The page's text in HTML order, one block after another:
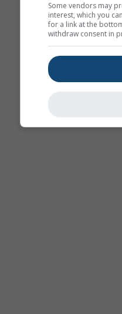
Some vendors may
interest, which you
for a link at the
withdraw consent in